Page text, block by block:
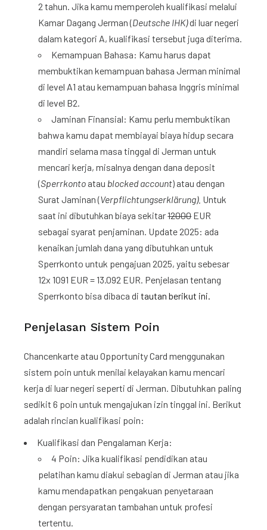
2 tahun. Jika kamu memperoleh kualifikasi melalui
Kamar Dagang Jerman (Deutsche IHK)di luar negeri
dalam kategori A, kualifikasi tersebut juga diterima.
Kemampuan Bahasa: Kamu harus dapat
membuktikan kemampuan bahasa Jerman minimal
di level A1 atau kemampuan bahasa Inggris minimal
di level B2.
Jaminan Finansial: Kamu perlu membuktikan
bahwa kamu dapat membiayai biaya hidup secara
mandiri selama masa tinggal di Jerman untuk
mencari kerja, misalnya dengan dana deposit
(Sperrkonto atau blocked account) atau dengan
Surat Jaminan (Verpflichtungserklärung). Untuk
saat ini dibutuhkan biaya sekitar12000EUR
sebagai syarat penjaminan. Update 2025: ada
kenaikan jumlah dana yang dibutuhkan untuk
Sperrkonto untuk pengajuan 2025, yaitu sebesar
12x 1091 EUR = 13.092 EUR. Penjelasan tentang
Sperrkonto bisa dibaca ditautan berikut ini.
Penjelasan Sistem Poin
Chancenkarte atau Opportunity Card menggunakan
sistem poin untuk menilai kelayakan kamu mencari
kerja di luar negeri seperti di Jerman. Dibutuhkan paling
sedikit 6 poin untuk mengajukan izin tinggal ini. Berikut
adalah rincian kualifikasi poin:
Kualifikasi dan Pengalaman Kerja:
4 Poin: Jika kualifikasi pendidikan atau
pelatihan kamu diakui sebagian di Jerman atau jika
kamu mendapatkan pengakuan penyetaraan
dengan persyaratan tambahan untuk profesi
tertentu.